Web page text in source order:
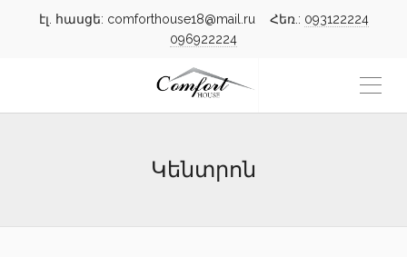
էլ. հասցե: comforthouse18@mail.ru Հեռ.: 093122224
096922224
Կենտրոն